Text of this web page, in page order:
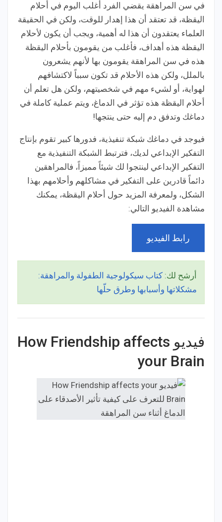
في سن المراهقة يقضي الفرد أغلب اليوم في أحلام
اليقظة، قد تعتقد أن هذا إهدار للوقت، ولكن في الحقيقة
العلماء يعتقدون أن هذا له أهمية، ويجب أن يكون لأحلام
اليقظة هذه أهداف، فأغلب من يقومون بأحلام اليقظة
هذه في سن المراهقة يقومون بها لأنهم يشعرون
بالملل، ولكن هذه الأحلام قد تكون سبباً لاكتشافهم
لهواية، أو لشيء مهم في شخصيتهم، ولكن هل تعلم أن
أحلام اليقظة هذه تؤثر في الدماغ، ويتم عملية كاملة في
دماغك وتدفق دم إليه حتى ينتجها!
فيوجد في دماغك شبكة تنفيذية، فدورها كبير تقوم بإنتاج
التفكير الإبداعي لديك، فترتبط الشبكة التنفيذية مع
التفكير الإبداعي لينتجوا لك شيئاً مميزاً، فالمراهقين
دائماً قادرين على التفكير في مشاكلهم وأحلامهم بهذا
الشكل، ولمعرفة المزيد حول أحلام اليقظة، يمكنك
مشاهدة الفيديو التالي:
رابط الفيديو
أرشح لك: كتاب سيكولوجية الطفولة والمراهقة:
مشكلاتها وأسبابها وطرق حلّها
فيديو How Friendship affects
your Brain